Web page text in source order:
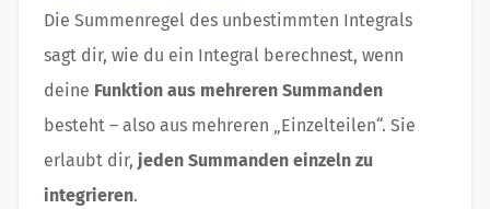
Die Summenregel des unbestimmten Integrals
sagt dir, wie du ein Integral berechnest, wenn
deine Funktion aus mehreren Summanden
besteht – also aus mehreren „Einzelteilen“. Sie
erlaubt dir, jeden Summanden einzeln zu
integrieren.